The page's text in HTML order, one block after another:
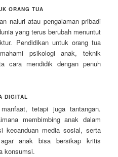
ORANG TUA
naluri atau pengalaman pribadi
yang terus berubah menuntut
Pendidikan untuk orang tua
psikologi anak, teknik
cara mendidik dengan penuh
DIGITAL
tetapi juga tantangan.
membimbing anak dalam
kecanduan media sosial, serta
anak bisa bersikap kritis
konsumsi.